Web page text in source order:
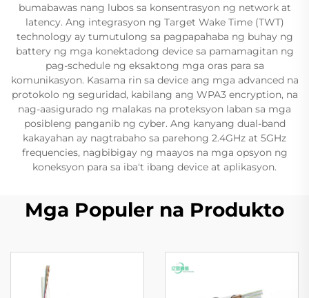
bumabawas nang lubos sa konsentrasyon ng network at
latency. Ang integrasyon ng Target Wake Time (TWT)
technology ay tumutulong sa pagpapahaba ng buhay ng
battery ng mga konektadong device sa pamamagitan ng
pag-schedule ng eksaktong mga oras para sa
komunikasyon. Kasama rin sa device ang mga advanced na
protokolo ng seguridad, kabilang ang WPA3 encryption, na
nag-aasigurado ng malakas na proteksyon laban sa mga
posibleng panganib ng cyber. Ang kanyang dual-band
kakayahan ay nagtrabaho sa parehong 2.4GHz at 5GHz
frequencies, nagbibigay ng maayos na mga opsyon ng
koneksyon para sa iba't ibang device at aplikasyon.
Mga Populer na Produkto